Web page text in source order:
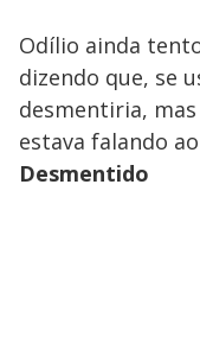
Odílio ainda
dizendo que, se
desmentiria,
estava falando
Desmentido